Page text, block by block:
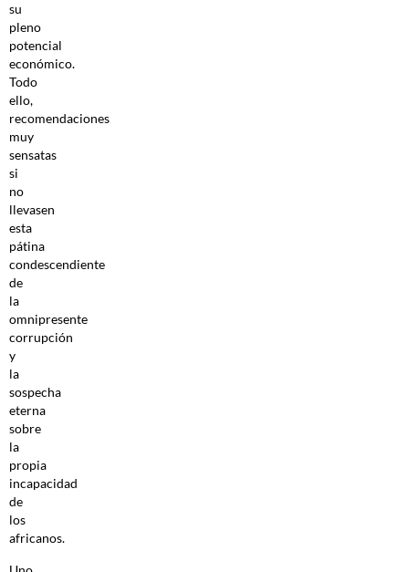
su
pleno
potencial
económico.
Todo
ello,
recomendaciones
muy
sensatas
si
no
llevasen
esta
pátina
condescendiente
de
la
omnipresente
corrupción
y
la
sospecha
eterna
sobre
la
propia
incapacidad
de
los
africanos.